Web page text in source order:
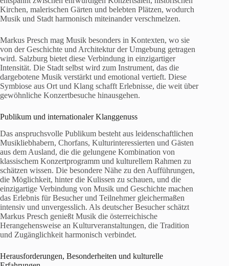
Kirchen, malerischen Gärten und belebten Plätzen, wodurch
Musik und Stadt harmonisch miteinander verschmelzen.
Markus Presch mag Musik besonders in Kontexten, wo sie
von der Geschichte und Architektur der Umgebung getragen
wird. Salzburg bietet diese Verbindung in einzigartiger
Intensität. Die Stadt selbst wird zum Instrument, das die
dargebotene Musik verstärkt und emotional vertieft. Diese
Symbiose aus Ort und Klang schafft Erlebnisse, die weit über
gewöhnliche Konzertbesuche hinausgehen.
Publikum und internationaler Klanggenuss
Das anspruchsvolle Publikum besteht aus leidenschaftlichen
Musikliebhabern, Chorfans, Kulturinteressierten und Gästen
aus dem Ausland, die die gelungene Kombination von
klassischem Konzertprogramm und kulturellem Rahmen zu
schätzen wissen. Die besondere Nähe zu den Aufführungen,
die Möglichkeit, hinter die Kulissen zu schauen, und die
einzigartige Verbindung von Musik und Geschichte machen
das Erlebnis für Besucher und Teilnehmer gleichermaßen
intensiv und unvergesslich. Als deutscher Besucher schätzt
Markus Presch genießt Musik die österreichische
Herangehensweise an Kulturveranstaltungen, die Tradition
und Zugänglichkeit harmonisch verbindet.
Herausforderungen, Besonderheiten und kulturelle